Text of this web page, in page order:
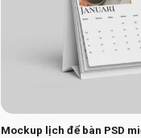
Mockup lịch để bàn PSD